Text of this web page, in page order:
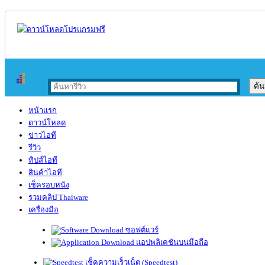
หน้าแรก
ดาวน์โหลด
ข่าวไอที
รีวิว
ทิปส์ไอที
สินค้าไอที
เช็ครอบหนัง
รวมคลิป Thaiware
เครื่องมือ
ซอฟต์แวร์
แอปพลิเคชันบนมือถือ
เช็คความเร็วเน็ต (Speedtest)